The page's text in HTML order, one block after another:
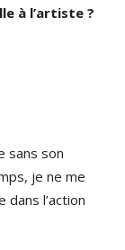
à l’artiste ?
sans son
je ne me
l’action